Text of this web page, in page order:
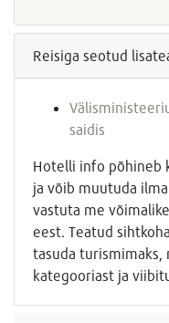
Reisiga seotud
saidis
Hotelli info põhineb
ja võib muutuda
vastuta me
eest. Teatud
tasuda
kategooriast ja